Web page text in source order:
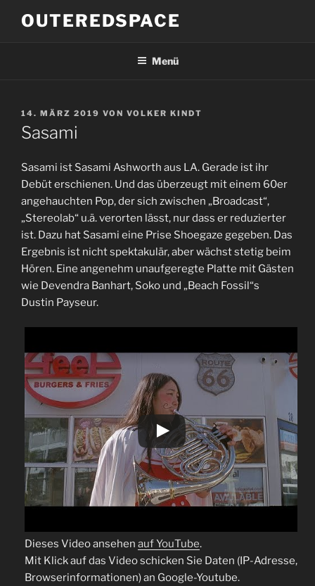
InhaltOUTEREDSPACE
Menü
VERÖFFENTLICHT
AM
14. MÄRZ 2019 VON VOLKER KINDT
Sasami
Sasami ist Sasami Ashworth aus LA. Gerade ist ihr
Debüt erschienen. Und das überzeugt mit einem 60er
angehauchten Pop, der sich zwischen „Broadcast“,
„Stereolab“ u.ä. verorten lässt, nur dass er reduzierter
ist. Dazu hat Sasami eine Prise Shoegaze gegeben. Das
Ergebnis ist nicht spektakulär, aber wächst stetig beim
Hören. Eine angenehm unaufgeregte Platte mit Gästen
wie Devendra Banhart, Soko und „Beach Fossil“s
Dustin Payseur.
Dieses Video ansehen auf YouTube.
Mit Klick auf das Video schicken Sie Daten (IP-Adresse,
Browserinformationen) an Google-Youtube.